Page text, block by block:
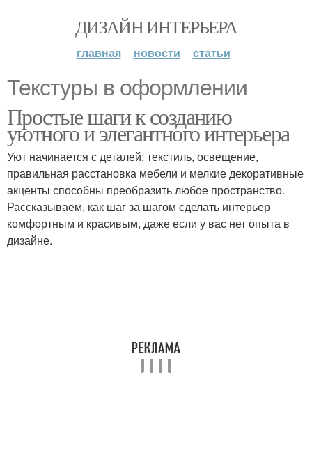
ДИЗАЙН ИНТЕРЬЕРА
главная новости статьи
Текстуры в оформлении
Простые шаги к созданию
уютного и элегантного интерьера
Уют начинается с деталей: текстиль, освещение,
правильная расстановка мебели и мелкие декоративные
акценты способны преобразить любое пространство.
Рассказываем, как шаг за шагом сделать интерьер
комфортным и красивым, даже если у вас нет опыта в
дизайне.